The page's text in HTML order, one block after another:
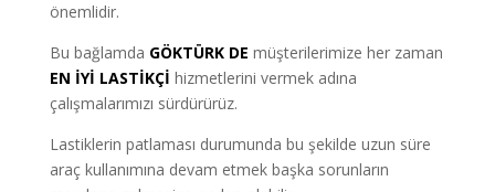
önemlidir.
Bu bağlamda GÖKTÜRK DE müşterilerimize her zaman
EN İYİ LASTİKÇİ hizmetlerini vermek adına
çalışmalarımızı sürdürürüz.
Lastiklerin patlaması durumunda bu şekilde uzun süre
araç kullanımına devam etmek başka sorunların